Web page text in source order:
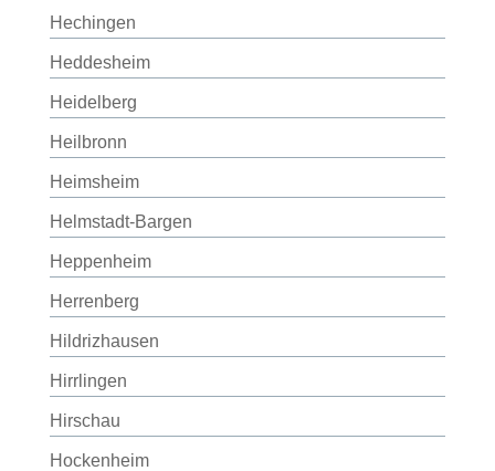
Hechingen
Heddesheim
Heidelberg
Heilbronn
Heimsheim
Helmstadt-Bargen
Heppenheim
Herrenberg
Hildrizhausen
Hirrlingen
Hirschau
Hockenheim